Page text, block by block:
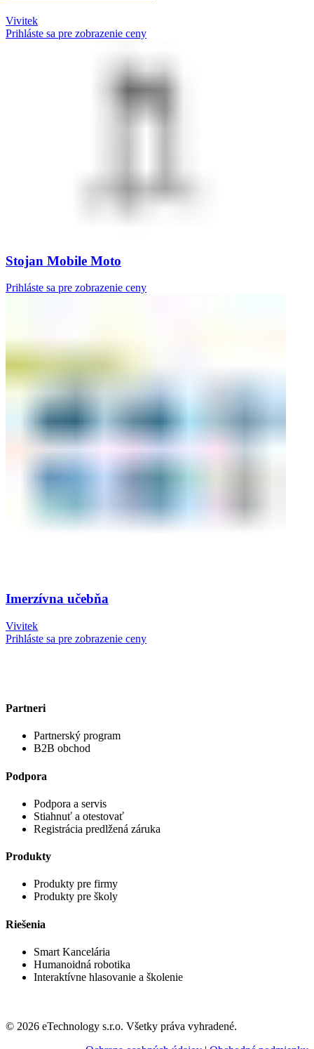
Vivitek
Prihláste sa pre zobrazenie ceny
Stojan Mobile Moto
Prihláste sa pre zobrazenie ceny
Imerzívna učebňa
Vivitek
Prihláste sa pre zobrazenie ceny
Partneri
Partnerský program
B2B obchod
Podpora
Podpora a servis
Stiahnuť a otestovať
Registrácia predlžená záruka
Produkty
Produkty pre firmy
Produkty pre školy
Riešenia
Smart Kancelária
Humanoidná robotika
Interaktívne hlasovanie a školenie
© 2026 eTechnology s.r.o. Všetky práva vyhradené.